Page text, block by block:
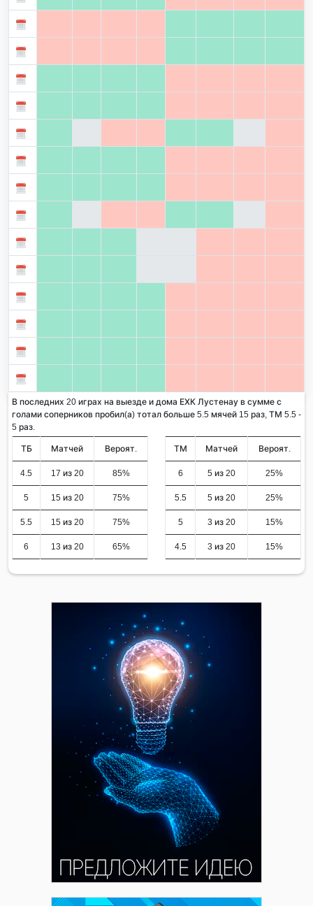
В последних 20 играх на выезде и дома ЕХК Лустенау в сумме с
голами соперников пробил(а) тотал больше 5.5 мячей 15 раз, ТМ 5.5 -
5 раз.
ТБ Матчей Вероят.
4.5 17 из 20 85%
5 15 из 20 75%
5.5 15 из 20 75%
6 13 из 20 65%
ТМ Матчей Вероят.
6 5 из 20 25%
5.5 5 из 20 25%
5 3 из 20 15%
4.5 3 из 20 15%